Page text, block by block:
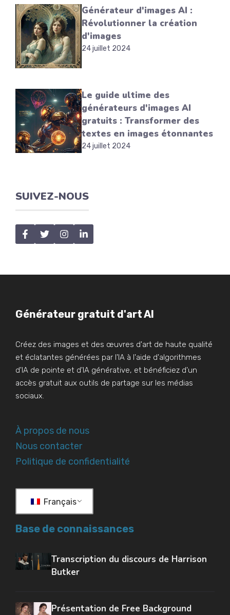
Générateur d'images AI :
Révolutionner la création
d'images
24 juillet 2024
Le guide ultime des
générateurs d'images AI
gratuits : Transformer des
textes en images étonnantes
24 juillet 2024
SUIVEZ-NOUS
Générateur gratuit d'art AI
Créez des images et des œuvres d'art de haute qualité
et éclatantes générées par l'IA à l'aide d'algorithmes
d'IA de pointe et d'IA générative, et bénéficiez d'un
accès gratuit aux outils de partage sur les médias
sociaux.
À propos de nous
Nous contacter
Politique de confidentialité
Français
Base de connaissances
Transcription du discours de Harrison
Butker
Présentation de Free Background